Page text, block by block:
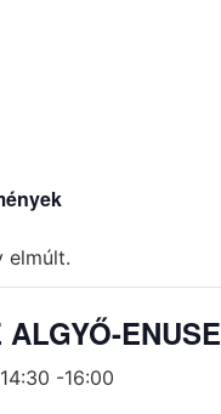
elmúlt.
ALGYŐ-ENUSE
-16:00